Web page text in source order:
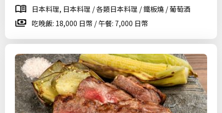
日本料理, 日本料理 / 各類日本料理 / 鐵板燒 / 葡萄酒
吃晚飯: 18,000 日幣 / 午餐: 7,000 日幣